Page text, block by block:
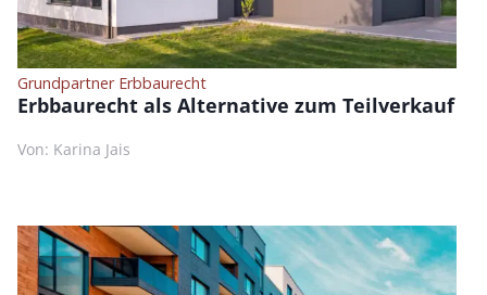
Grundpartner Erbbaurecht
Erbbaurecht als Alternative zum Teilverkauf
Von: Karina Jais